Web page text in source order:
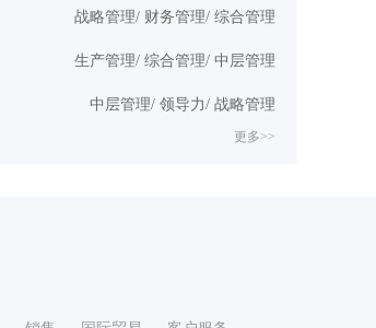
战略管理/ 财务管理/ 综合管理
生产管理/ 综合管理/ 中层管理
中层管理/ 领导力/ 战略管理
更多>>